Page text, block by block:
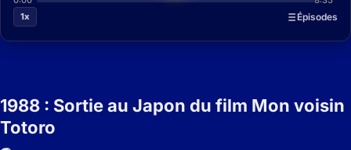
1x
Épisodes
1988 : Sortie au Japon du film Mon voisin
Totoro